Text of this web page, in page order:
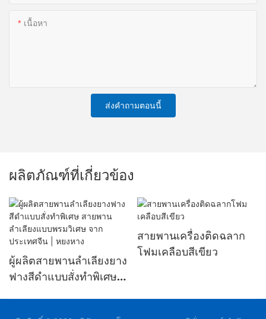
เนื้อหา
ส่งคำถามตอนนี้
ผลิตภัณฑ์ที่เกี่ยวข้อง
ผู้ผลิตสายพานลำเลียงยาง
ฟางสีดำแบบสั่งทำพิเศษ
สายพานเครื่องติดฉลาก
โฟมเคลือบสีเขียว